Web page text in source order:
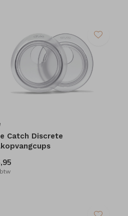
Catch Discrete